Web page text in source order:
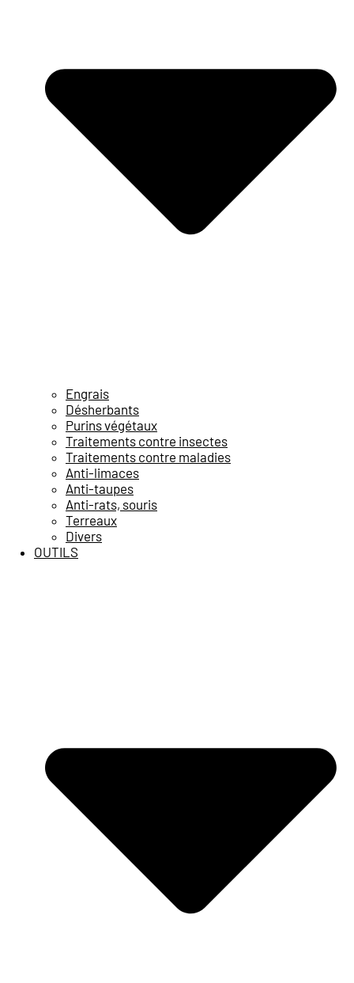
Engrais
Désherbants
Purins végétaux
Traitements contre insectes
Traitements contre maladies
Anti-limaces
Anti-taupes
Anti-rats, souris
Terreaux
Divers
OUTILS